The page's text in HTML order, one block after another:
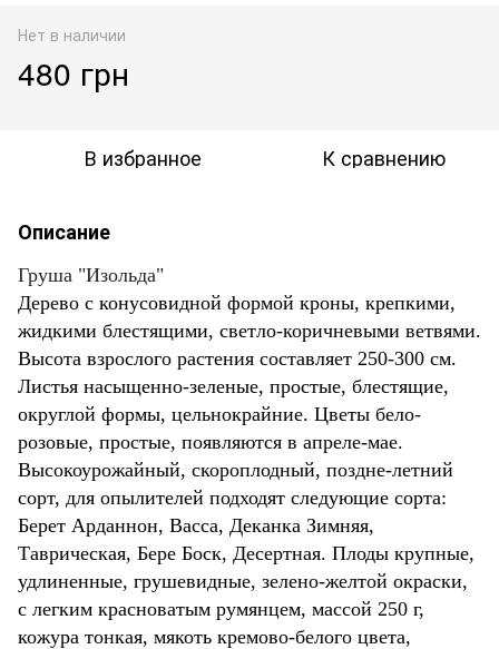
Нет в наличии
480 грн
В избранное К сравнению
Описание
Груша "Изольда"
Дерево с конусовидной формой кроны, крепкими,
жидкими блестящими, светло-коричневыми ветвями.
Высота взрослого растения составляет 250-300 см.
Листья насыщенно-зеленые, простые, блестящие,
округлой формы, цельнокрайние. Цветы бело-
розовые, простые, появляются в апреле-мае.
Высокоурожайный, скороплодный, поздне-летний
сорт, для опылителей подходят следующие сорта:
Берет Арданнон, Васса, Деканка Зимняя,
Таврическая, Бере Боск, Десертная. Плоды крупные,
удлиненные, грушевидные, зелено-желтой окраски,
с легким красноватым румянцем, массой 250 г,
кожура тонкая, мякоть кремово-белого цвета,